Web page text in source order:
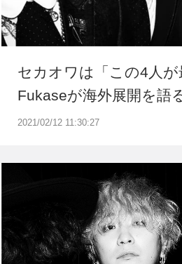
2021/02/12 11:30:27
セカオワは「この4人が
Fukaseが海外展開を語